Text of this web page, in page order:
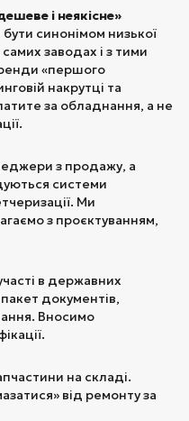
і неякісне»
синонімом низької
заводах і з тими
«першого
накрутці та
за обладнання, а не
з продажу, а
системи
Ми
з проєктуванням,
в державних
документів,
Вносимо
на складі.
від ремонту за